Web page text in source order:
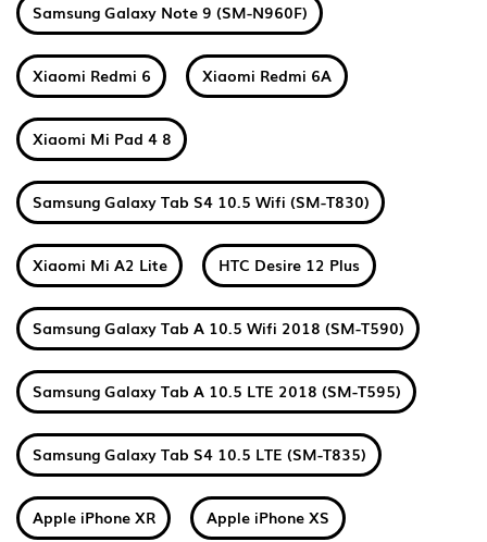
Samsung Galaxy Note 9 (SM-N960F)
Xiaomi Redmi 6 Xiaomi Redmi 6A
Xiaomi Mi Pad 4 8
Samsung Galaxy Tab S4 10.5 Wifi (SM-T830)
Xiaomi Mi A2 Lite HTC Desire 12 Plus
Samsung Galaxy Tab A 10.5 Wifi 2018 (SM-T590)
Samsung Galaxy Tab A 10.5 LTE 2018 (SM-T595)
Samsung Galaxy Tab S4 10.5 LTE (SM-T835)
Apple iPhone XR Apple iPhone XS